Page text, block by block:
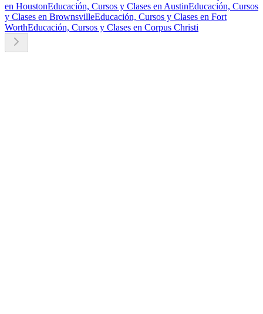
en HoustonEducación, Cursos y Clases en AustinEducación, Cursos
y Clases en BrownsvilleEducación, Cursos y Clases en Fort
WorthEducación, Cursos y Clases en Corpus Christi